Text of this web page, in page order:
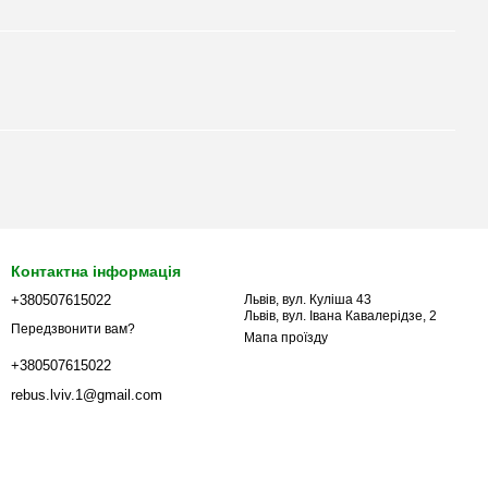
Контактна інформація
+380507615022
Передзвонити вам?
+380507615022
rebus.lviv.1@gmail.com
Львів, вул. Куліша 43
Львів, вул. Івана Кавалерідзе, 2
Мапа проїзду